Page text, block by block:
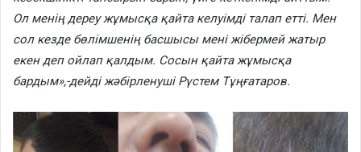
Ол менің дереу жұмысқа қайта келуімді талап етті. Мен
сол кезде бөлімшенің басшысы мені жібермей жатыр
екен деп ойлап қалдым. Сосын қайта жұмысқа
бардым»,-дейді жәбірленуші Рүстем Тұңғатаров.